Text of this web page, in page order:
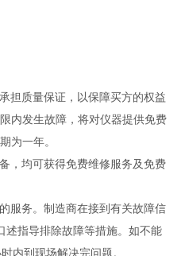
担质量保证，以保障买方的权益
内发生故障，将对仪器提供免费
为一年。
，均可获得免费维修服务及免费
服务。制造商在接到有关故障信
述指导排除故障等措施。如不能
内到现场解决完问题。